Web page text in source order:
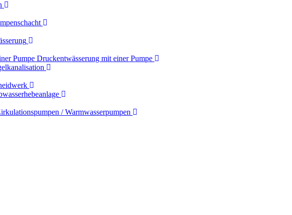
Druckentwässerung mit einer Pumpe
/ Warmwasserpumpen